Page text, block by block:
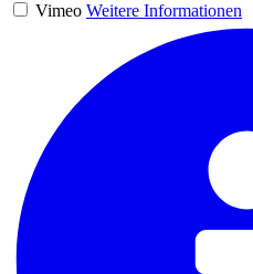
Vimeo Weitere Informationen